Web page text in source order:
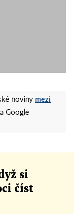
noviny mezi
Google
si
číst